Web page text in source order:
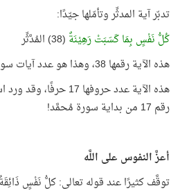
تدبّر آية المدثِّر وتأمّلها جيّدًا:
كُلُّ نَفْسٍ بِمَا كَسَبَتْ رَهِيْنَةٌ (38) المُدَّثِّر
هذه الآية رقمها 38، وهذا هو عدد آيات سورة مُحمَّد!
هذه الآية عدد حروفها
رقم 17 من بداية سورة مُحمَّد!
أعزَّ النفوس على اللَّه
توقَّف كثيرًا عند قوله تعالى: كلُّ نَفْسٍ